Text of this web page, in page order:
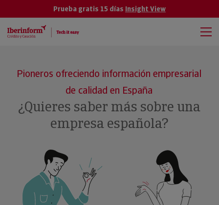
Prueba gratis 15 días Insight View
Pioneros ofreciendo información empresarial
de calidad en España
¿Quieres saber más sobre una
empresa española?